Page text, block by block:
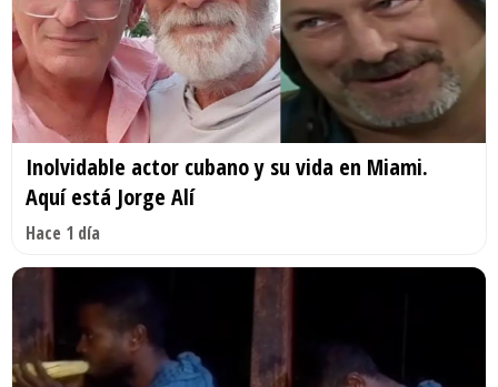
Inolvidable actor cubano y su vida en Miami.
Aquí está Jorge Alí
Hace 1 día